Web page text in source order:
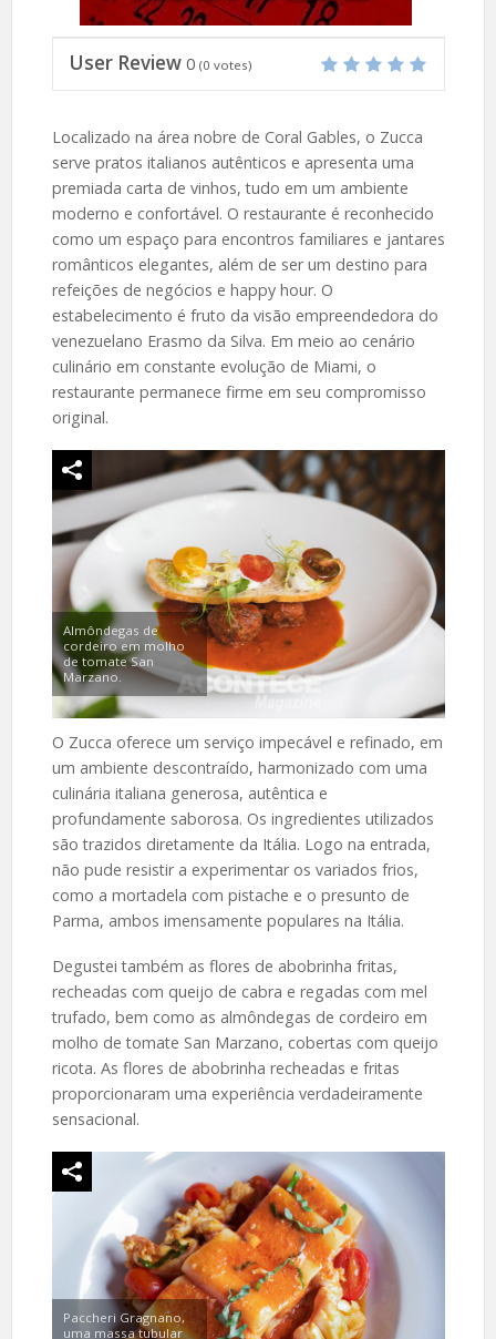
User Review 0 (0 votes)
Localizado na área nobre de Coral Gables, o Zucca
serve pratos italianos autênticos e apresenta uma
premiada carta de vinhos, tudo em um ambiente
moderno e confortável. O restaurante é reconhecido
como um espaço para encontros familiares e jantares
românticos elegantes, além de ser um destino para
refeições de negócios e happy hour. O
estabelecimento é fruto da visão empreendedora do
venezuelano Erasmo da Silva. Em meio ao cenário
culinário em constante evolução de Miami, o
restaurante permanece firme em seu compromisso
original.
Almôndegas de
cordeiro em molho
de tomate San
Marzano.
O Zucca oferece um serviço impecável e refinado, em
um ambiente descontraído, harmonizado com uma
culinária italiana generosa, autêntica e
profundamente saborosa. Os ingredientes utilizados
são trazidos diretamente da Itália. Logo na entrada,
não pude resistir a experimentar os variados frios,
como a mortadela com pistache e o presunto de
Parma, ambos imensamente populares na Itália.
Degustei também as flores de abobrinha fritas,
recheadas com queijo de cabra e regadas com mel
trufado, bem como as almôndegas de cordeiro em
molho de tomate San Marzano, cobertas com queijo
ricota. As flores de abobrinha recheadas e fritas
proporcionaram uma experiência verdadeiramente
sensacional.
Paccheri Gragnano,
uma massa tubular